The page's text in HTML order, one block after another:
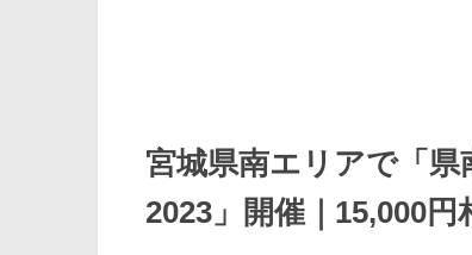
宮城県南エリアで「県
2023」開催｜15,000円